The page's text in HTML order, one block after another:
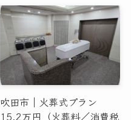
吹田市｜火葬式プラン
15.2万円（火葬料／消費税